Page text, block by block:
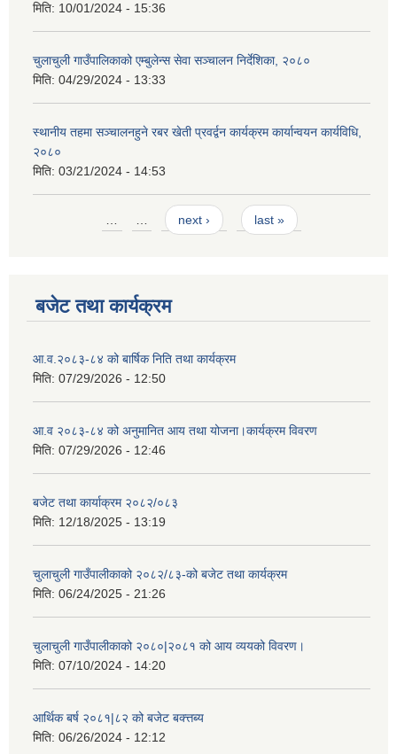
मिति: 10/01/2024 - 15:36
चुलाचुली गाउँपालिकाको एम्बुलेन्स सेवा सञ्चालन निर्देशिका, २०८०
मिति: 04/29/2024 - 13:33
स्थानीय तहमा सञ्चालनहुने रबर खेती प्रवर्द्वन कार्यक्रम कार्यान्वयन कार्यविधि,
२०८०
मिति: 03/21/2024 - 14:53
next › last »
बजेट तथा कार्यक्रम
आ.व.२०८३-८४ को बार्षिक निति तथा कार्यक्रम
मिति: 07/29/2026 - 12:50
आ.व २०८३-८४ को अनुमानित आय तथा योजना।कार्यक्रम विवरण
मिति: 07/29/2026 - 12:46
बजेट तथा कार्याक्रम २०८२/०८३
मिति: 12/18/2025 - 13:19
चुलाचुली गाउँपालीकाको २०८२/८३-को बजेट तथा कार्यक्रम
मिति: 06/24/2025 - 21:26
चुलाचुली गाउँपालीकाको २०८०|२०८१ को आय व्ययको विवरण।
मिति: 07/10/2024 - 14:20
आर्थिक बर्ष २०८१|८२ को बजेट बक्त्तब्य
मिति: 06/26/2024 - 12:12